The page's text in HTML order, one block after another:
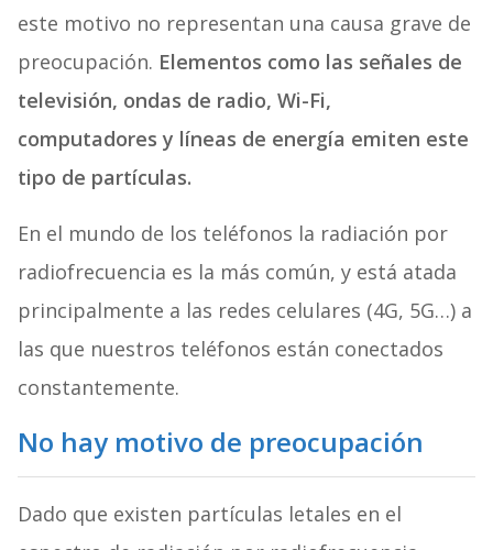
este motivo no representan una causa grave de
preocupación. Elementos como las señales de
televisión, ondas de radio, Wi-Fi,
computadores y líneas de energía emiten este
tipo de partículas.
En el mundo de los teléfonos la radiación por
radiofrecuencia es la más común, y está atada
principalmente a las redes celulares (4G, 5G…) a
las que nuestros teléfonos están conectados
constantemente.
No hay motivo de preocupación
Dado que existen partículas letales en el